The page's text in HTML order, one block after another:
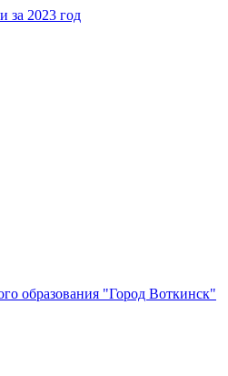
за 2023 год
образования "Город Воткинск"